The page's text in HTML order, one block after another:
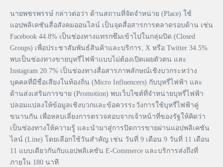
นายพชรพรรษ์ กล่าวต่อว่า ด้านสถานที่จัดจำหน่าย (Place) ใช้
แอปพลิเคชันสื่อสังคมออนไลน์ เป็นจุดสื่อสารการตลาดรอบด้าน เช่น
Facebook 44.8% เป็นช่องทางแทรกซึมเข้าไปในกลุ่มปิด (Closed
Groups) เพื่อประชาสัมพันธ์สินค้าและบริการ, X หรือ Twitter 34.5%
พบเป็นช่องทางขายบุหรี่ไฟฟ้าแบบไม่ต้องเปิดเผยตัวตน และ
Instagram 20.7% เป็นช่องทางสื่อสารภาพลักษณ์เชิงบวกระหว่าง
บุคคลที่มีชื่อเสียงในท้องถิ่น (Micro Influencers) กับบุหรี่ไฟฟ้า และ
ด้านส่งเสริมการขาย (Promotion) พบเว็บไซต์ที่จำหน่ายบุหรี่ไฟฟ้า
ปลอมแปลงให้ข้อมูลเชิงบวกและข้อควรระวังการใช้บุหรี่ไฟฟ้าคู่
ขนานกัน เพื่อหลบเลี่ยงการตรวจสอบจากเจ้าหน้าที่ของรัฐให้คิดว่า
เป็นช่องทางให้ความรู้ และนำมาสู่การปิดการขายผ่านแอปพลิเคชัน
ไลน์ (Line) โดยเลือกใช้วันสำคัญ เช่น วันที่ 9 เดือน 9 วันที่ 11 เดือน
11 แบบเดียวกันกับแอปพลิเคชัน E-Commerce และบริการส่งถึงที่
ภายใน 180 นาที